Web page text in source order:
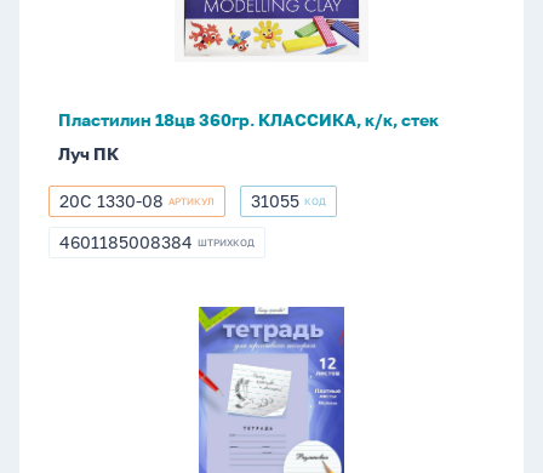
Пластилин 18цв 360гр. КЛАССИКА, к/к, стек
Луч ПК
20С
1330-
20С 1330-08 АРТИКУЛ 31055
31055 КОД
4601185008384
4601185008384 ШТРИХКОД
доп.горизонт.